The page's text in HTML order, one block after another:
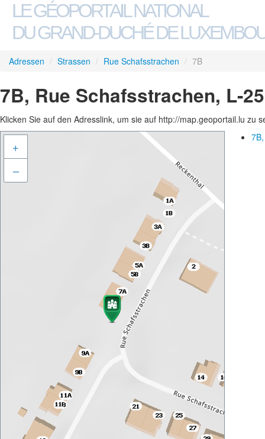
LE GÉOPORTAIL NATIONAL
DU GRAND-DUCHÉ DE
Adressen / Strassen / Rue Schafsstrachen / 7B
7B, Rue Schafsstrachen, L-
Klicken Sie auf den Adresslink, um sie auf http://map.geoportail.lu zu
+
–